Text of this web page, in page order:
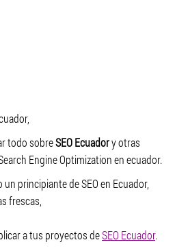
todo sobreSEO Ecuadory otras
Engine Optimization en ecuador.
principiante de SEO en Ecuador,
frescas,
a tus proyectos deSEO Ecuador.
EL SITIO WEB